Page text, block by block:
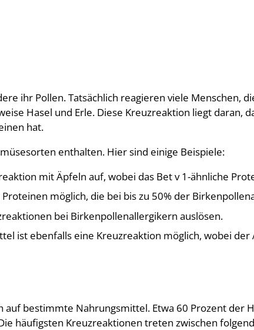
ihr Pollen. Tatsächlich reagieren viele Menschen,
Hasel und Erle. Diese Kreuzreaktion liegt daran,
hat.
enthalten. Hier sind einige Beispiele:
mit Äpfeln auf, wobei das Bet v 1-ähnliche
möglich, die bei bis zu 50% der
bei Birkenpollenallergikern auslösen.
ist ebenfalls eine Kreuzreaktion möglich, wobei
bestimmte Nahrungsmittel. Etwa 60 Prozent der
häufigsten Kreuzreaktionen treten zwischen